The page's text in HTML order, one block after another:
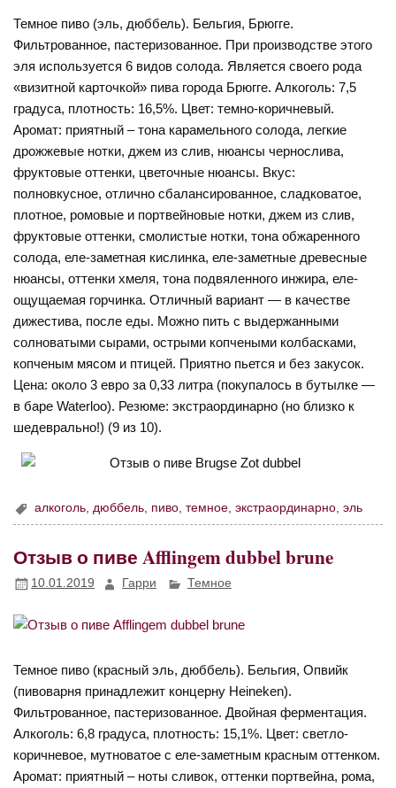
Темное пиво (эль, дюббель). Бельгия, Брюгге.
Фильтрованное, пастеризованное. При производстве этого
эля используется 6 видов солода. Является своего рода
«визитной карточкой» пива города Брюгге. Алкоголь: 7,5
градуса, плотность: 16,5%. Цвет: темно-коричневый.
Аромат: приятный – тона карамельного солода, легкие
дрожжевые нотки, джем из слив, нюансы чернослива,
фруктовые оттенки, цветочные нюансы. Вкус:
полновкусное, отлично сбалансированное, сладковатое,
плотное, ромовые и портвейновые нотки, джем из слив,
фруктовые оттенки, смолистые нотки, тона обжаренного
солода, еле-заметная кислинка, еле-заметные древесные
нюансы, оттенки хмеля, тона подвяленного инжира, еле-
ощущаемая горчинка. Отличный вариант — в качестве
дижестива, после еды. Можно пить с выдержанными
солноватыми сырами, острыми копчеными колбасками,
копченым мясом и птицей. Приятно пьется и без закусок.
Цена: около 3 евро за 0,33 литра (покупалось в бутылке —
в баре Waterloo). Резюме: экстраординарно (но близко к
шедеврально!) (9 из 10).
алкоголь дюббель пиво ,темное ,экстраординарно ,эль
Отзыв о пиве Afflingem dubbel brune
10.01.2019 Гарри Темное
Темное пиво (красный эль, дюббель). Бельгия, Опвийк
(пивоварня принадлежит концерну Heineken).
Фильтрованное, пастеризованное. Двойная ферментация.
Алкоголь: 6,8 градуса, плотность: 15,1%. Цвет: светло-
коричневое, мутноватое с еле-заметным красным оттенком.
Аромат: приятный – ноты сливок, оттенки портвейна, рома,